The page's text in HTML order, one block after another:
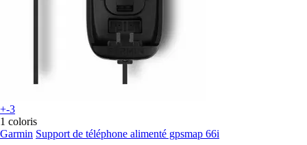
+-3
1 coloris
Garmin Support de téléphone alimenté gpsmap 66i